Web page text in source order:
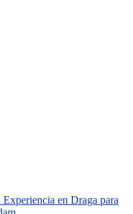
en Draga para